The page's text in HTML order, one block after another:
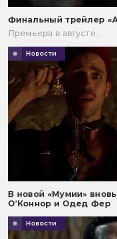
Финальный трейлер
Премьера в августе.
Новости
В новой «Мумии»
О’Коннор и Одед Фер
Новости